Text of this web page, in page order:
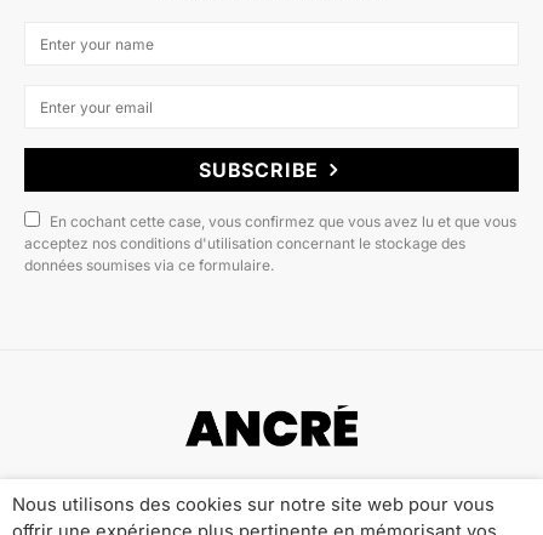
SUBSCRIBE
En cochant cette case, vous confirmez que vous avez lu et que vous
acceptez nos conditions d'utilisation concernant le stockage des
données soumises via ce formulaire.
Nous utilisons des cookies sur notre site web pour vous